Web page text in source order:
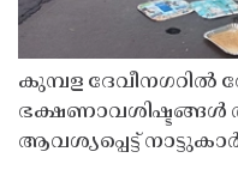
കുമ്പള ദേവീനഗറിൽ
ഭക്ഷണാവശിഷ്ടങ്ങൾ
ആവശ്യപ്പെട്ട്